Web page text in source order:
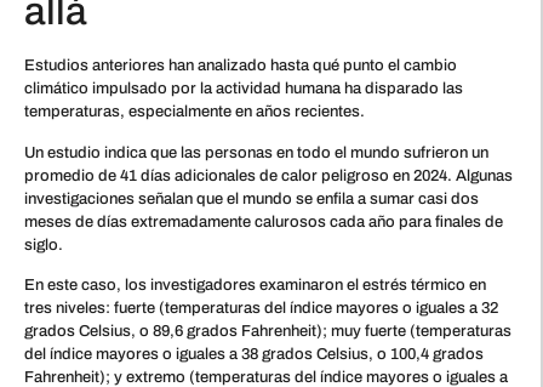
allá
Estudios anteriores han analizado hasta qué punto el cambio
climático impulsado por la actividad humana ha disparado las
temperaturas, especialmente en años recientes.
Un estudio indica que las personas en todo el mundo sufrieron un
promedio de 41 días adicionales de calor peligroso en 2024. Algunas
investigaciones señalan que el mundo se enfila a sumar casi dos
meses de días extremadamente calurosos cada año para finales de
siglo.
En este caso, los investigadores examinaron el estrés térmico en
tres niveles: fuerte (temperaturas del índice mayores o iguales a 32
grados Celsius, o 89,6 grados Fahrenheit); muy fuerte (temperaturas
del índice mayores o iguales a 38 grados Celsius, o 100,4 grados
Fahrenheit); y extremo (temperaturas del índice mayores o iguales a